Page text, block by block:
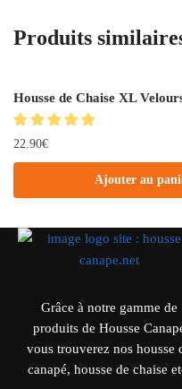
Produits
Housse de Chaise XL
22.90€
Ajouter au
Grâce à notre gamme de
produits de Housse
vous trouverez nos housse
canapé, housse de chaise